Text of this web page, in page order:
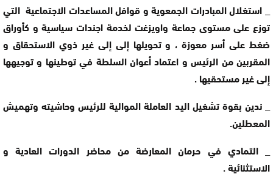
_ استغلال المبادرات الجمعوية و قوافل المساعدات الاجتماعية التي
توزع على مستوى جماعة واويزغت لخدمة اجندات سياسية و كأوراق
ضغط على أسر معوزة ، و تحويلها إلى إلى غير ذوي الاستحقاق و
المقربين من الرئيس و اعتماد أعوان السلطة في توطينها و توجيهها
إلى غير مستحقيها .
_ ندين بقوة تشغيل اليد العاملة الموالية للرئيس وحاشيته وتهميش
المعطلين.
_ التمادي في حرمان المعارضة من محاضر الدورات العادية و
الاستثنائية .